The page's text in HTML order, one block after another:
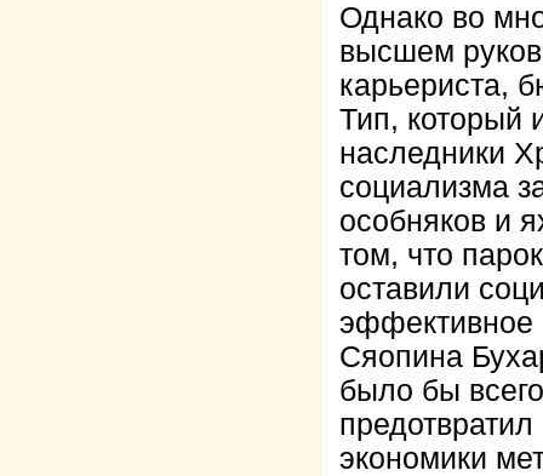
Однако во
высшем
карьериста,
Тип, который
наследники
социализма
особняков и
том, что
оставили
эффективное
Сяопина
было бы
экономики